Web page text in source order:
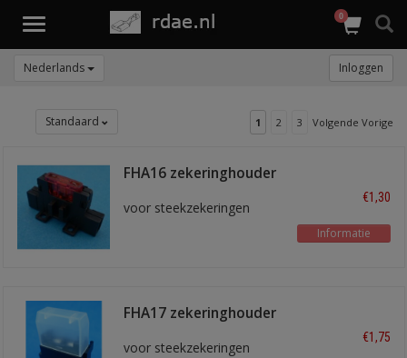
Toggle
0
Nederlands Inloggen
Standaard 1 2 3 Volgende Vorige
FHA16 zekeringhouder
voor steekzekeringen
€1,30
Informatie
FHA17 zekeringhouder
voor steekzekeringen
€1,75